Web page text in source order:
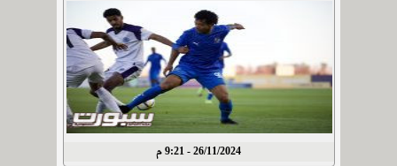
26/11/2024 - 9:21 م